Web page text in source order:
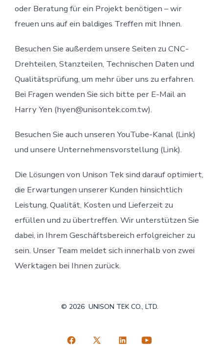
oder Beratung für ein Projekt benötigen – wir
freuen uns auf ein baldiges Treffen mit Ihnen.
Besuchen Sie außerdem unsere Seiten zu CNC-
Drehteilen, Stanzteilen, Technischen Daten und
Qualitätsprüfung, um mehr über uns zu erfahren.
Bei Fragen wenden Sie sich bitte per E-Mail an
Harry Yen (hyen@unisontek.com.tw).
Besuchen Sie auch unseren YouTube-Kanal (Link)
und unsere Unternehmensvorstellung (Link).
Die Lösungen von Unison Tek sind darauf optimiert,
die Erwartungen unserer Kunden hinsichtlich
Leistung, Qualität, Kosten und Lieferzeit zu
erfüllen und zu übertreffen. Wir unterstützen Sie
dabei, in Ihrem Geschäftsbereich erfolgreicher zu
sein. Unser Team meldet sich innerhalb von zwei
Werktagen bei Ihnen zurück.
Facebook
X LinkedInYouTube
© 2026 UNISON TEK CO., LTD.